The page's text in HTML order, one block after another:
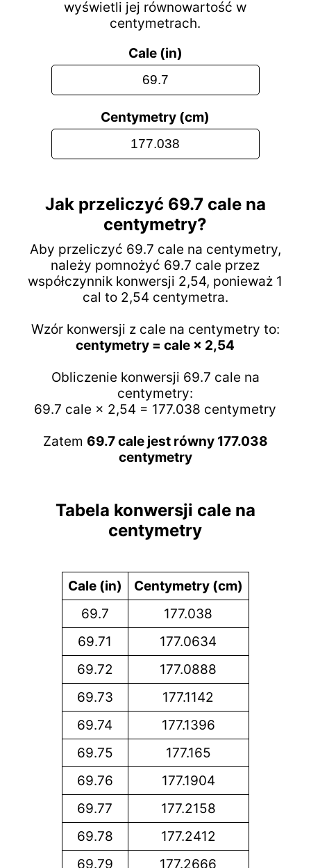
wyświetli jej równowartość w
centymetrach.
Cale (in)
Centymetry (cm)
Jak przeliczyć 69.7 cale na
centymetry?
Aby przeliczyć 69.7 cale na centymetry,
należy pomnożyć 69.7 cale przez
współczynnik konwersji 2,54, ponieważ 1
cal to 2,54 centymetra.
Wzór konwersji z cale na centymetry to:
centymetry = cale × 2,54
Obliczenie konwersji 69.7 cale na
centymetry:
69.7 cale × 2,54 = 177.038 centymetry
Zatem 69.7 cale jest równy 177.038
centymetry
Tabela konwersji cale na
centymetry
Cale (in)
Centymetry (cm)
69.7
177.038
69.71
177.0634
69.72
177.0888
69.73
177.1142
69.74
177.1396
69.75
177.165
69.76
177.1904
69.77
177.2158
69.78
177.2412
69.79
177.2666